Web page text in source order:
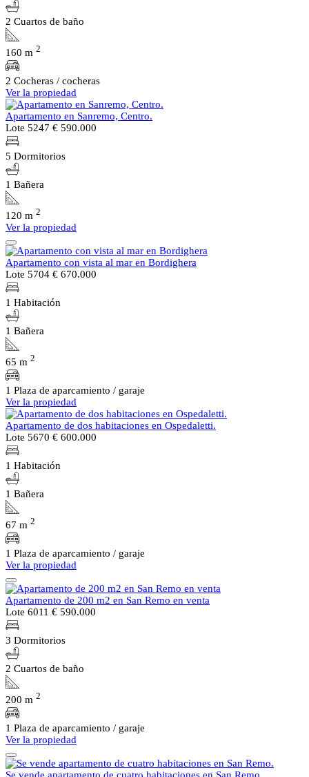
2 Cuartos de baño
160 m 2
2 Cocheras / cocheras
Ver la propiedad
Apartamento en Sanremo, Centro.
Lote 5247 € 590.000
5 Dormitorios
1 Bañera
120 m 2
Ver la propiedad
Apartamento con vista al mar en Bordighera
Lote 5704 € 670.000
1 Habitación
1 Bañera
65 m 2
1 Plaza de aparcamiento / garaje
Ver la propiedad
Apartamento de dos habitaciones en Ospedaletti.
Lote 5670 € 600.000
1 Habitación
1 Bañera
67 m 2
1 Plaza de aparcamiento / garaje
Ver la propiedad
Apartamento de 200 m2 en San Remo en venta
Lote 6011 € 590.000
3 Dormitorios
2 Cuartos de baño
200 m 2
1 Plaza de aparcamiento / garaje
Ver la propiedad